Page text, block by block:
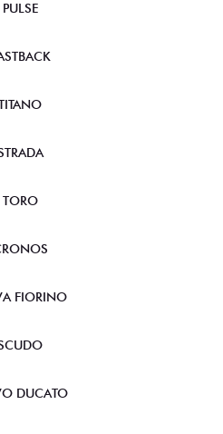
PULSE
TORO
FIORINO
DUCATO